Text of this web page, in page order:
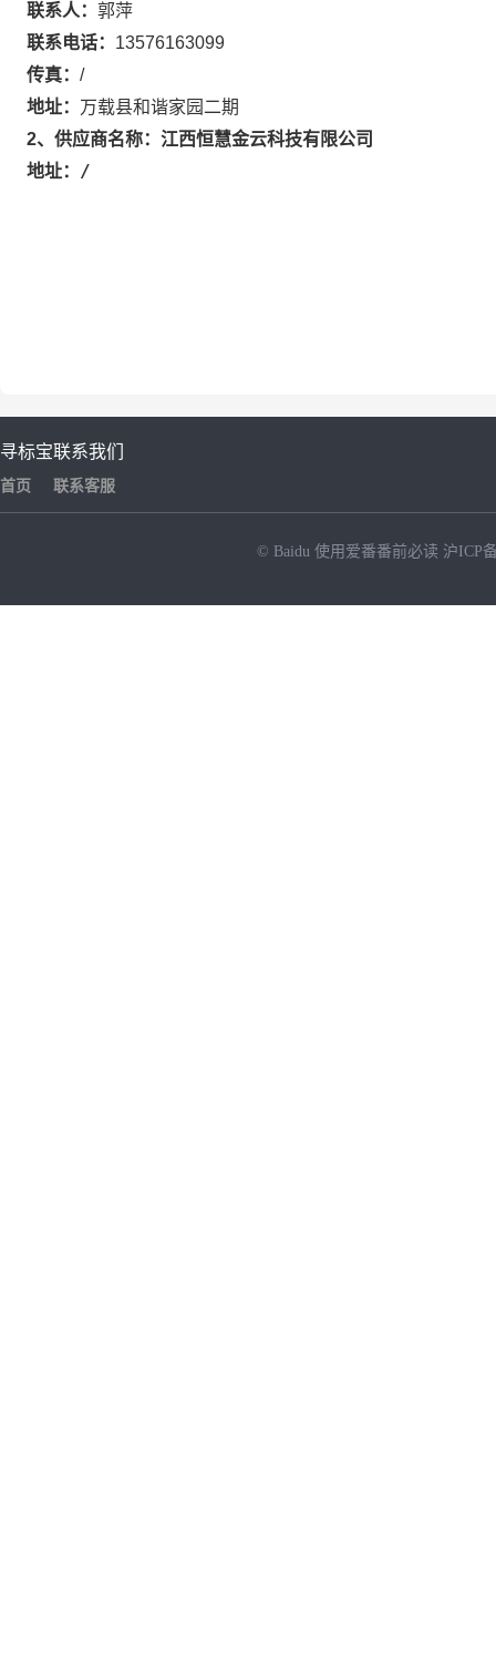
联系人： 郭萍
联系电话： 13576163099
传真： /
地址： 万载县和谐家园二期
2、供应商名称： 江西恒慧金云科技有限公司
地址： /
寻标宝
首页
联系我们
联系客服
© Baidu 使用爱番番前必读 沪ICP